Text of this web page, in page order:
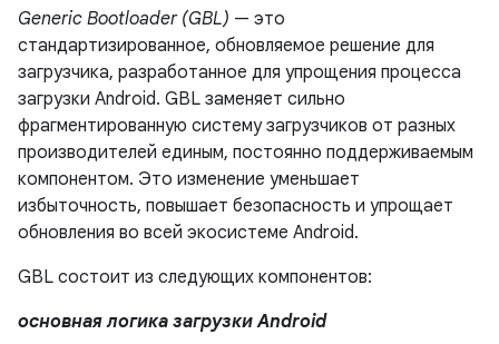
Generic Bootloader (GBL) — это
стандартизированное, обновляемое решение для
загрузчика, разработанное для упрощения процесса
загрузки Android. GBL заменяет сильно
фрагментированную систему загрузчиков от разных
производителей единым, постоянно поддерживаемым
компонентом. Это изменение уменьшает
избыточность, повышает безопасность и упрощает
обновления во всей экосистеме Android.
GBL состоит из следующих компонентов:
основная логика загрузки Android